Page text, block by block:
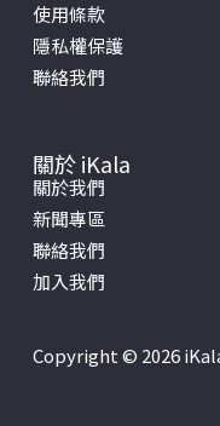
使用條款
隱私權保護
聯絡我們
關於 iKala
關於我們
新聞專區
聯絡我們
加入我們
Copyright © 2026